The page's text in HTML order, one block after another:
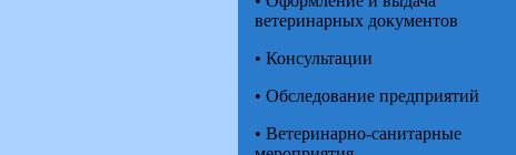
ветеринарных документов
• Консультации
• Обследование предприятий
• Ветеринарно-санитарные